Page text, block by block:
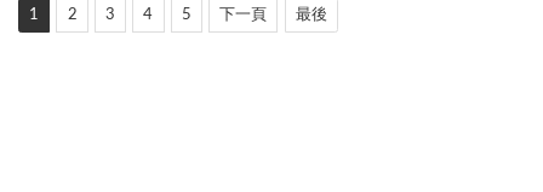
1 2 3 4 5 下一頁 最後